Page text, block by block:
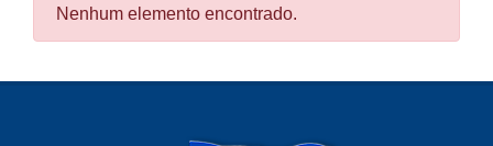
Nenhum elemento encontrado.